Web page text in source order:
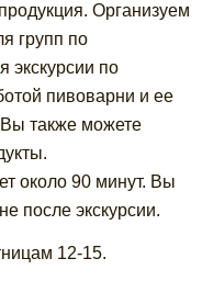
Организуем
групп по
экскурсии по
пивоварни и ее
также можете
около 90 минут. Вы
после экскурсии.
12-15.